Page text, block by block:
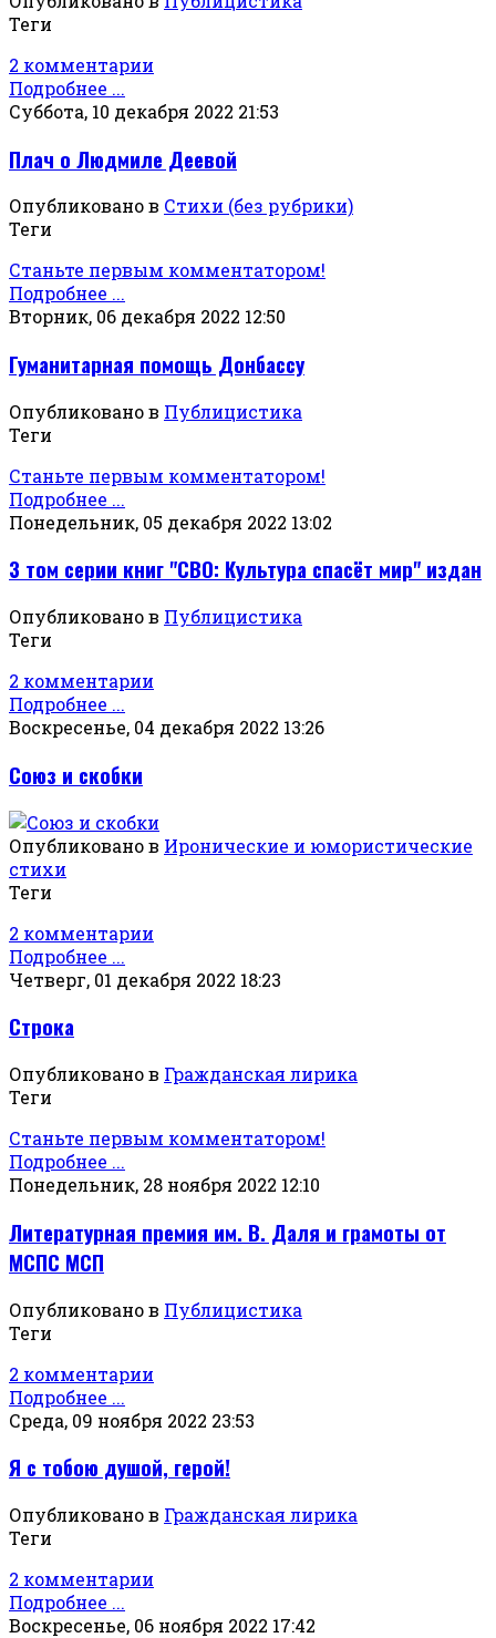
Теги
2 комментарии
Подробнее ...
Суббота, 10 декабря 2022 21:53
Плач о Людмиле Деевой
Опубликовано в Стихи (без рубрики)
Теги
Станьте первым комментатором!
Подробнее ...
Вторник, 06 декабря 2022 12:50
Гуманитарная помощь Донбассу
Опубликовано в Публицистика
Теги
Станьте первым комментатором!
Подробнее ...
Понедельник, 05 декабря 2022 13:02
3 том серии книг "СВО: Культура спасёт мир" издан
Опубликовано в Публицистика
Теги
2 комментарии
Подробнее ...
Воскресенье, 04 декабря 2022 13:26
Союз и скобки
Опубликовано в Иронические и юмористические
стихи
Теги
2 комментарии
Подробнее ...
Четверг, 01 декабря 2022 18:23
Строка
Опубликовано в Гражданская лирика
Теги
Станьте первым комментатором!
Подробнее ...
Понедельник, 28 ноября 2022 12:10
Литературная премия им. В. Даля и грамоты от
МСПС МСП
Опубликовано в Публицистика
Теги
2 комментарии
Подробнее ...
Среда, 09 ноября 2022 23:53
Я с тобою душой, герой!
Опубликовано в Гражданская лирика
Теги
2 комментарии
Подробнее ...
Воскресенье, 06 ноября 2022 17:42